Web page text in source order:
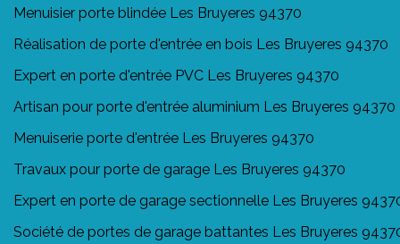
Menuisier porte blindée Les Bruyeres 94370
Réalisation de porte d'entrée en bois Les Bruyeres 94370
Expert en porte d'entrée PVC Les Bruyeres 94370
Artisan pour porte d'entrée aluminium Les Bruyeres 94370
Menuiserie porte d'entrée Les Bruyeres 94370
Travaux pour porte de garage Les Bruyeres 94370
Expert en porte de garage sectionnelle Les Bruyeres
Société de portes de garage battantes Les Bruyeres